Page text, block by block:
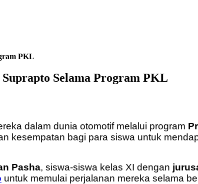
PKL
Selama Program PKL
dalam dunia otomotif melalui program
kesempatan bagi para siswa untuk
Pasha, siswa-siswa kelas XI dengan
untuk memulai perjalanan mereka selama